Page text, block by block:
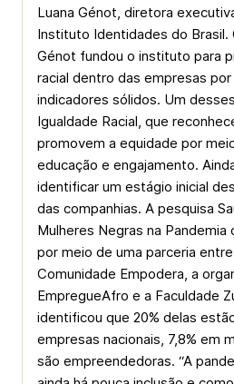
Luana Génot, diretora
Instituto Identidades do Brasil.
Génot fundou o instituto para
racial dentro das empresas
indicadores sólidos. Um
Igualdade Racial, que
promovem a equidade por
educação e engajamento.
identificar um estágio inicial
das companhias. A pesquisa
Mulheres Negras na Pandemia
por meio de uma parceria entre
Comunidade Empodera, a
EmpregueAfro e a Faculdade
identificou que 20% delas
empresas nacionais, 7,8% em
são empreendedoras. “A